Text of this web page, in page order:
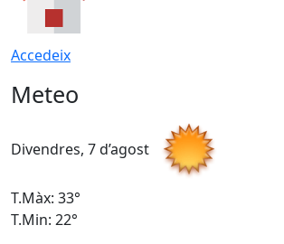
Accedeix
Meteo
Divendres, 7 d’agost
T.Màx: 33°
T.Min: 22°